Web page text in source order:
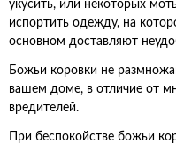
укусить, или некоторых
испортить одежду, на
основном доставляют
Божьи коровки не
вашем доме, в отличие от
вредителей.
При беспокойстве божьи